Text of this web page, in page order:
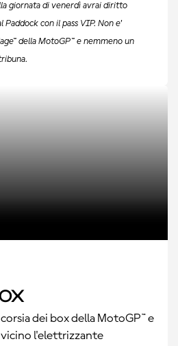
giornata di venerdì avrai diritto
Paddock con il pass VIP. Non e'
della MotoGP™ e nemmeno un
dei box della MotoGP™ e
vicino l'elettrizzante